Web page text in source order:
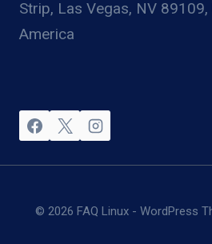
Strip, Las Vegas, NV
America
© 2026 FAQ Linux - WordPress